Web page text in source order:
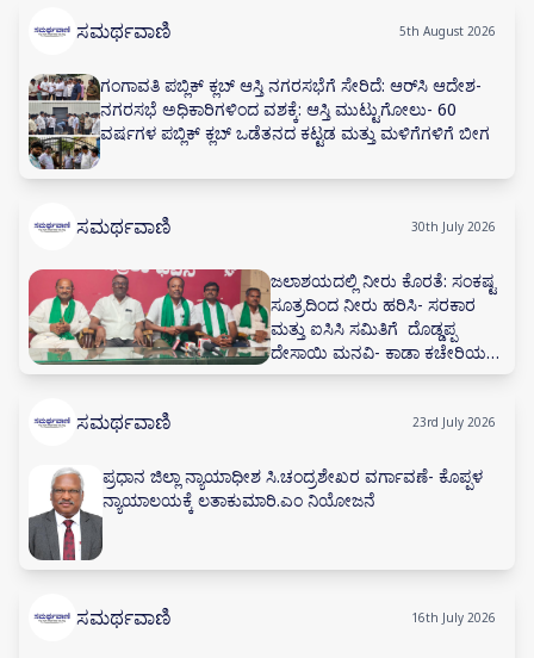
ಸಮರ್ಥವಾಣಿ 5th August 2026
ಗಂಗಾವತಿ ಪಬ್ಲಿಕ್ ಕ್ಲಬ್ ಆಸ್ತಿ ನಗರಸಭೆಗೆ ಸೇರಿದೆ: ಆರ್‌ಸಿ ಆದೇಶ-
ನಗರಸಭೆ ಅಧಿಕಾರಿಗಳಿಂದ ವಶಕ್ಕೆ: ಆಸ್ತಿ ಮುಟ್ಟುಗೋಲು- 60
ವರ್ಷಗಳ ಪಬ್ಲಿಕ್ ಕ್ಲಬ್ ಒಡೆತನದ ಕಟ್ಟಡ ಮತ್ತು ಮಳಿಗೆಗಳಿಗೆ ಬೀಗ
ಸಮರ್ಥವಾಣಿ 30th July 2026
ಜಲಾಶಯದಲ್ಲಿ ನೀರು ಕೊರತೆ: ಸಂಕಷ್ಟ
ಸೂತ್ರದಿಂದ ನೀರು ಹರಿಸಿ- ಸರಕಾರ
ಮತ್ತು ಐಸಿಸಿ ಸಮಿತಿಗೆ ದೊಡ್ಡಪ್ಪ
ದೇಸಾಯಿ ಮನವಿ- ಕಾಡಾ ಕಚೇರಿಯಲ್ಲಿ
ನೀರಾವರಿ ಸಲಹಾ ಸಮಿತಿ ಸಭೆ ನಡೆಸಲು
ಸಮರ್ಥವಾಣಿ 23rd July 2026
ಪ್ರಧಾನ ಜಿಲ್ಲಾ ನ್ಯಾಯಾಧೀಶ ಸಿ.ಚಂದ್ರಶೇಖರ ವರ್ಗಾವಣೆ- ಕೊಪ್ಪಳ
ನ್ಯಾಯಾಲಯಕ್ಕೆ ಲತಾಕುಮಾರಿ.ಎಂ ನಿಯೋಜನೆ
ಸಮರ್ಥವಾಣಿ 16th July 2026